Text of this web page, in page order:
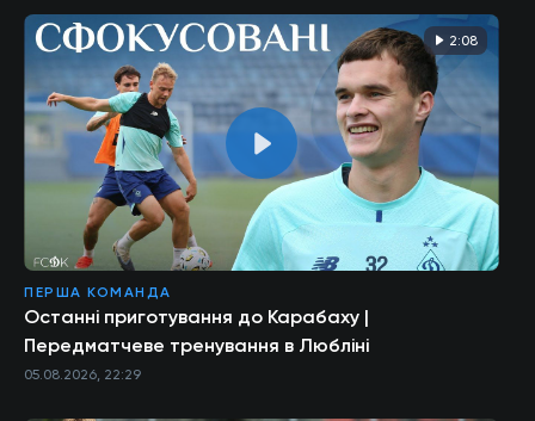
2:08
ПЕРША КОМАНДА
Останні приготування до Карабаху |
Передматчеве тренування в Любліні
05.08.2026, 22:29